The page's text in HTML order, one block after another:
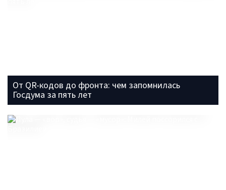
От QR-кодов до фронта: чем запомнилась
Госдума за пять лет